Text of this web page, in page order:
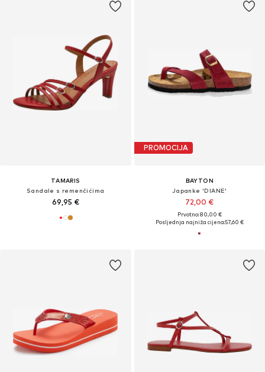
TAMARIS
Sandale s remenčićima
69,95 €
PROMOCIJA
BAYTON
Japanke 'DIANE'
72,00 €
Prvotno: 80,00 €
Posljednja najniža cijena:57,60 €